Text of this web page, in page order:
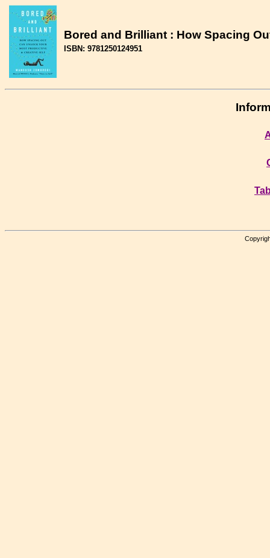
Bored and Brilliant : How Spacing
ISBN: 9781250124951